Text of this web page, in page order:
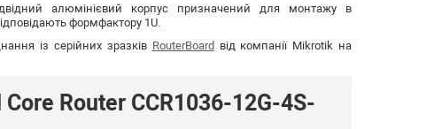
алюмінієвий корпус призначений для монтажу в
формфактору 1U.
із серійних зразків RouterBoard від компанії Mikrotik на
Router CCR1036-12G-4S-